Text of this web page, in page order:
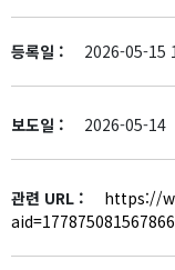
등록일 : 2026-05-15
보도일 : 2026-05-14
관련 URL :
https://